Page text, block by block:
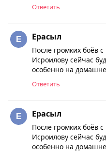
Ответить
Ерасыл
После громких боёв
Исроилову сейчас
особенно на
Ответить
Ерасыл
После громких боёв
Исроилову сейчас
особенно на